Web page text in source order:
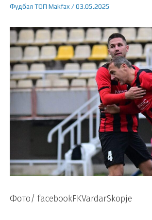
Фудбал ТОП Makfax/03.05.2025
Фото/ facebookFKVardarSkopje